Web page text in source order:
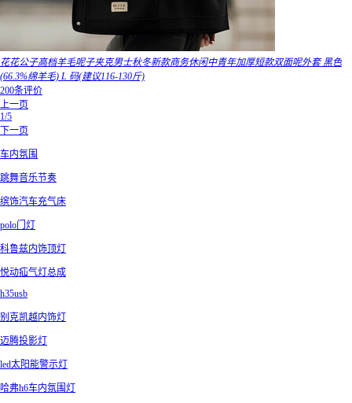
花花公子高档羊毛呢子夹克男士秋冬新款商务休闲中青年加厚短款双面呢外套 黑色
(66.3%绵羊毛) L 码(建议116-130斤)
200条评价
上一页
1/5
下一页
车内氛围
跳舞音乐节奏
缤饰汽车充气床
polo门灯
科鲁兹内饰顶灯
悦动疝气灯总成
h35usb
别克凯越内饰灯
迈腾投影灯
led太阳能警示灯
哈弗h6车内氛围灯